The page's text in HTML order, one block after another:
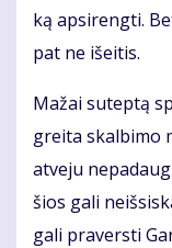
ką apsirengti.
pat ne išeitis.
Mažai suteptą
greita skalbimo
atveju
šios gali
gali praversti